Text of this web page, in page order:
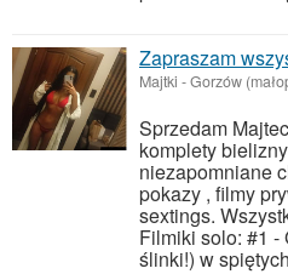
Zapraszam
Majtki -Gorzów
Sprzedam
komplety
niezapomniane
pokazy , filmy
sextings.
Filmiki solo: #1 -
ślinki!) w